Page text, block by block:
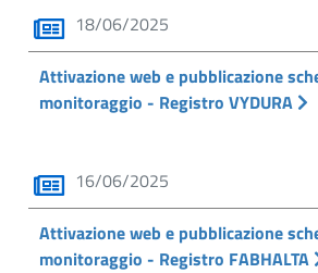
18/06/2025
Attivazione web e pubblicazione
monitoraggio - Registro VYDURA
16/06/2025
Attivazione web e pubblicazione
monitoraggio - Registro FABHALTA